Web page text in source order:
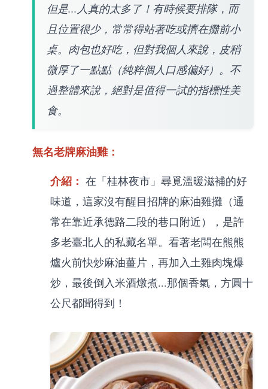
但是...人真的太多了！有時候要排隊，而
且位置很少，常常得站著吃或擠在攤前小
桌。肉包也好吃，但對我個人來說，皮稍
微厚了一點點（純粹個人口感偏好）。不
過整體來說，絕對是值得一試的指標性美
食。
無名老牌麻油雞：
介紹： 在「桂林夜市」尋覓溫暖滋補的好
味道，這家沒有醒目招牌的麻油雞攤（通
常在靠近承德路二段的巷口附近），是許
多老臺北人的私藏名單。看著老闆在熊熊
爐火前快炒麻油薑片，再加入土雞肉塊爆
炒，最後倒入米酒燉煮...那個香氣，方圓十
公尺都聞得到！